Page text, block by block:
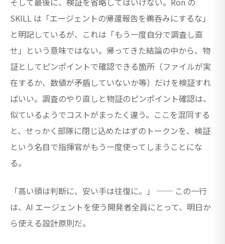
SKILL は「エージェントの帰還報告を鵜呑みにするな」
と明記しているが、これは「もう一度自分で調査し直
せ」という意味ではない。帰ってきた結論の中から、物
証としてピンポイントで確認できる箇所（ファイルが実
在するか、数値が矛盾していないか等）だけを検証すれ
ばいい。調査のやり直しと物証のピンポイント確認は、
似ているようでコストがまったく違う。ここを混同する
と、せっかく部隊に閉じ込めたはずのトークンを、検証
という名目で指揮官がもう一度使ってしまうことにな
る。
「高い頭は判断に、安い手は往復に。」 ── この一行
は、AI エージェントを使う開発者全員にとって、明日か
ら使える設計原則だ。